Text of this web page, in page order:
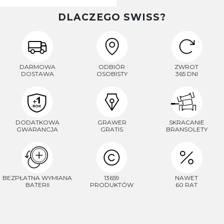
DLACZEGO SWISS?
DARMOWA
DOSTAWA
ODBIÓR
OSOBISTY
ZWROT
365 DNI
DODATKOWA
GWARANCJA
GRAWER
GRATIS
SKRACANIE
BRANSOLETY
BEZPŁATNA WYMIANA
BATERII
13659
PRODUKTÓW
NAWET
60 RAT